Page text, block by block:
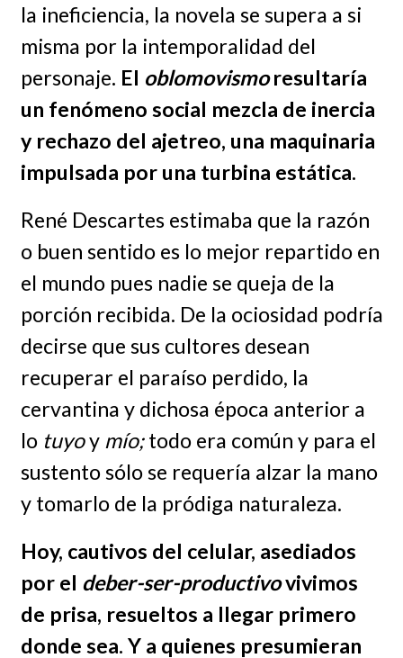
la ineficiencia, la novela se supera a si
misma por la intemporalidad del
personaje. El oblomovismoresultaría
un fenómeno social mezcla de inercia
y rechazo del ajetreo, una maquinaria
impulsada por una turbina estática.
René Descartes estimaba que la razón
o buen sentido es lo mejor repartido en
el mundo pues nadie se queja de la
porción recibida. De la ociosidad podría
decirse que sus cultores desean
recuperar el paraíso perdido, la
cervantina y dichosa época anterior a
lo tuyoy mío;todo era común y para el
sustento sólo se requería alzar la mano
y tomarlo de la pródiga naturaleza.
Hoy, cautivos del celular, asediados
por el deber-ser-productivovivimos
de prisa, resueltos a llegar primero
donde sea. Y a quienes presumieran